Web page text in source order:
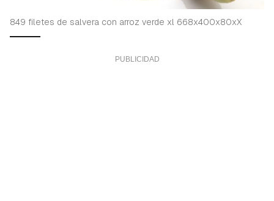
849 filetes de salvera con arroz verde xl 668x400x80xX